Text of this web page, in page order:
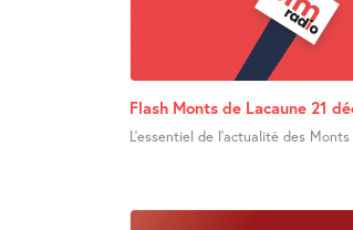
Flash Monts de Lacaune 21
L’essentiel de l’actualité des